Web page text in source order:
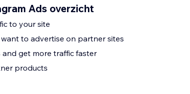
Ads overzicht
to your site
to advertise on partner sites
get more traffic faster
products